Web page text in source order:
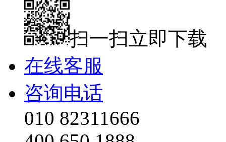
扫一扫立即下载
在线客服
咨询电话
010 82311666